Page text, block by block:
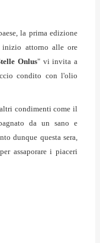
la prima edizione
inizio attorno alle ore
Onlus" vi invita a
condito con l'olio
condimenti come il
da un sano e
dunque questa sera,
per assaporare i piaceri